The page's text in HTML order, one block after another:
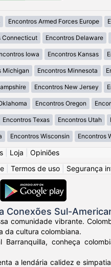
Encontros Armed Forces Europe
Connecticut Encontros Delaware
Iowa Encontros Kansas
Michigan Encontros Minnesota
Encontros New Jersey
Encontros Oregon
Encontros Texas Encontros Utah
Encontros Wisconsin Encontros
Loja
Opiniões
Termos de uso Segurança
Conexões Sul-
comunidade vibrante.
da cultura colombiana.
conheça
a lendária calidez e